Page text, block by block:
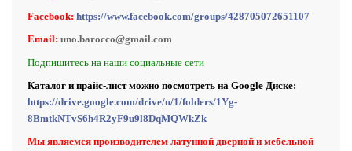
Facebook: https://www.facebook.com/groups/428705072651107
Email: uno.barocco@gmail.com
Подпишитесь на наши социальные сети
Каталог и прайс-лист можно посмотреть на Google Диске:
https://drive.google.com/drive/u/1/folders/1Yg-
8BmtkNTvS6h4R2yF9u9l8DqMQWkZk
Мы являемся производителем латунной дверной и мебельной